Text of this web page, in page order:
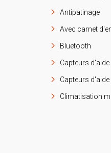
Antipatinage
Avec carnet
Bluetooth
Capteurs
Capteurs
Climatisation